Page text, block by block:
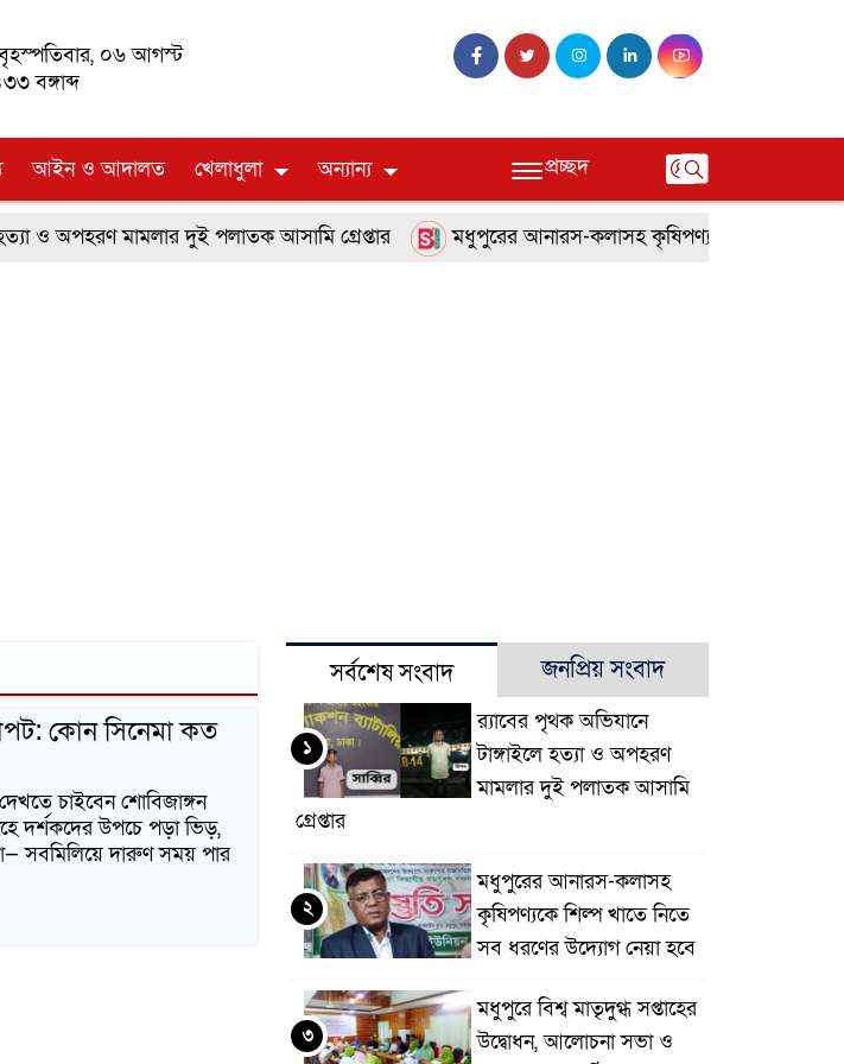
০৬ আগস্ট
বঙ্গাব্দ
আইন ও আদালত খেলাধুলা অন্যান্য প্রচ্ছদ
ও অপহরণ মামলার দুই পলাতক আসামি গ্রেপ্তার মধুপুরের আনারস-কলাসহ কৃষিপণ্যকে শিল্প খাতে
কোন সিনেমা কত
চাইবেন শোবিজাঙ্গন
দর্শকদের উপচে পড়া ভিড়,
সবমিলিয়ে দারুণ সময় পার
সর্বশেষ সংবাদ জনপ্রিয় সংবাদ
র‌্যাবের পৃথক অভিযানে
টাঙ্গাইলে হত্যা ও অপহরণ
মামলার দুই পলাতক আসামি
গ্রেপ্তার
১
মধুপুরের আনারস-কলাসহ
কৃষিপণ্যকে শিল্প খাতে নিতে
সব ধরণের উদ্যোগ নেয়া হবে
২
মধুপুরে বিশ্ব মাতৃদুগ্ধ সপ্তাহের
উদ্বোধন, আলোচনা সভা ও
৩